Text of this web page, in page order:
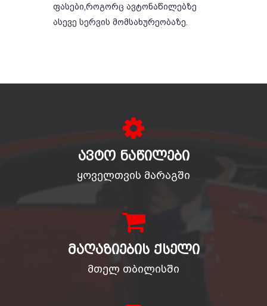
ფასები,როგორც ავტონაწილებზე
ასევე სერვის მომსახურეობაზე.
ᲐᲕᲢᲝ ᲜᲐᲬᲘᲚᲔᲑᲘ
ყოველთვის მარაგში
ᲛᲐᲦᲐᲖᲘᲔᲑᲘᲡ ᲥᲡᲔᲚᲘ
მთელ თბილისში